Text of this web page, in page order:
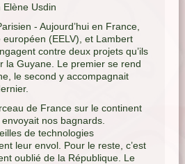
Elène Usdin
- Aujourd’hui en France,
(EELV), et Lambert
contre deux projets qu’ils
la Guyane. Le premier se rend
le second y accompagnait
de France sur le continent
nos bagnards.
de technologies
leur envol. Pour le reste, c’est
oublié de la République. Le